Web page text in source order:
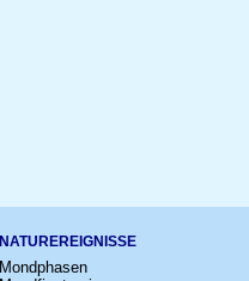
NATUREREIGNISSE
Mondphasen